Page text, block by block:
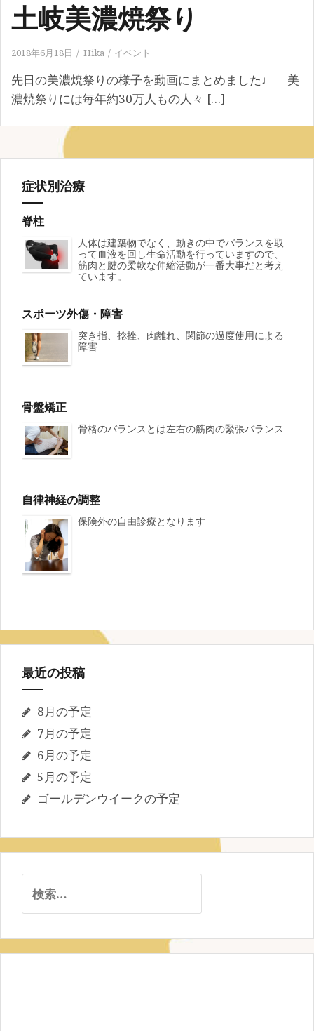
土岐美濃焼祭り
2018年6月18日 Hika イベント
先日の美濃焼祭りの様子を動画にまとめました♩ 美
濃焼祭りには毎年約30万人もの人々 […]
症状別治療
脊柱
人体は建築物でなく、動きの中でバランスを取
って血液を回し生命活動を行っていますので、
筋肉と腱の柔軟な伸縮活動が一番大事だと考え
ています。
スポーツ外傷・障害
突き指、捻挫、肉離れ、関節の過度使用による
障害
骨盤矯正
骨格のバランスとは左右の筋肉の緊張バランス
自律神経の調整
保険外の自由診療となります
最近の投稿
8月の予定
7月の予定
6月の予定
5月の予定
ゴールデンウイークの予定
索: